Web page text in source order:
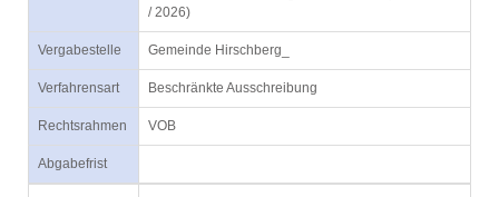
/ 2026)
Vergabestelle Gemeinde Hirschberg_
Verfahrensart Beschränkte Ausschreibung
Rechtsrahmen VOB
Abgabefrist